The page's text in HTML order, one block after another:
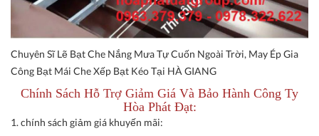
Chuyên Sĩ Lẽ Bạt Che Nắng Mưa Tự Cuốn Ngoài Trời, May Ép Gia
Công Bạt Mái Che Xếp Bạt Kéo Tại HÀ GIANG
Chính Sách Hỗ Trợ Giảm Giá Và Bảo Hành Công Ty
Hòa Phát Đạt:
1. chính sách giảm giá khuyến mãi: